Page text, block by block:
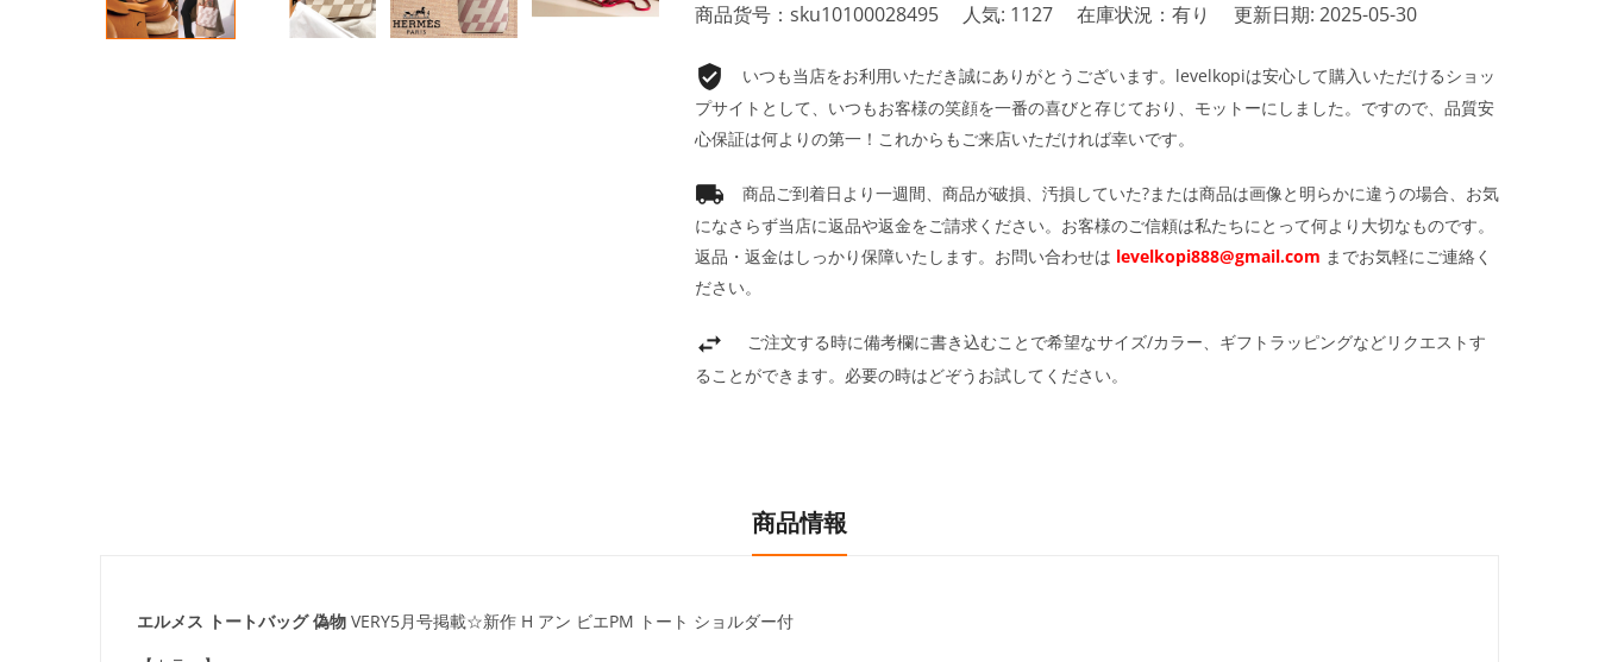
商品货号：sku10100028495 人気: 1127 在庫状況：有り 更新日期: 2025-05-30
いつも当店をお利用いただき誠にありがとうございます。levelkopiは安心して購入いただけるショッ
プサイトとして、いつもお客様の笑顔を一番の喜びと存じており、モットーにしました。ですので、品質安
心保証は何よりの第一！これからもご来店いただければ幸いです。
商品ご到着日より一週間、商品が破損、汚損していた?または商品は画像と明らかに違うの場合、お気
になさらず当店に返品や返金をご請求ください。お客様のご信頼は私たちにとって何より大切なものです。
返品・返金はしっかり保障いたします。お問い合わせは levelkopi888@gmail.com までお気軽にご連絡く
ださい。
ご注文する時に備考欄に書き込むことで希望なサイズ/カラー、ギフトラッピングなどリクエストす
ることができます。必要の時はどぞうお試してください。
商品情報
エルメス トートバッグ 偽物 VERY5月号掲載☆新作 H アン ビエPM トート ショルダー付